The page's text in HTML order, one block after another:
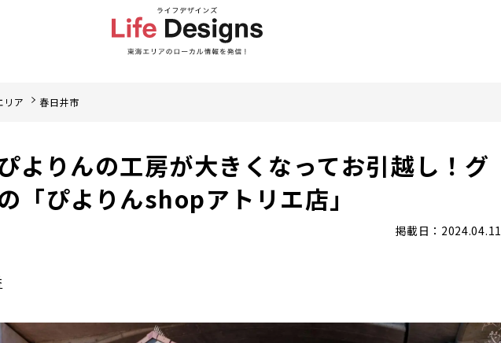
リア 春日井市
よりんの工房が大きくなってお引越し！グ
「ぴよりんshopアトリエ店」
掲載日：2024.04.11